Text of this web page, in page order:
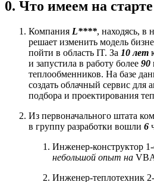
0. Что имеем на старте
Компания L****, находясь, в
решает изменить модель
пойти в область IT. За 10 лет
и запустила в работу более 90
теплообменников. На базе
создать облачный сервис для
подбора и проектирования
Из первоначального штата
в группу разработки вошли 6
Инженер-конструктор
небольшой опыт на
Инженер-теплотехник